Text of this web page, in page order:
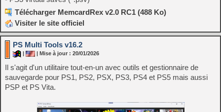
Télécharger MemcardRex v2.0 RC1 (488 Ko)
Visiter le site officiel
PS Multi Tools v16.2
| | Mise à jour : 20/01/2026
Il s'agit d'un utilitaire tout-en-un avec outils et gestionnaire de
sauvegarde pour PS1, PS2, PSX, PS3, PS4 et PS5 mais aussi
PSP et PS Vita.